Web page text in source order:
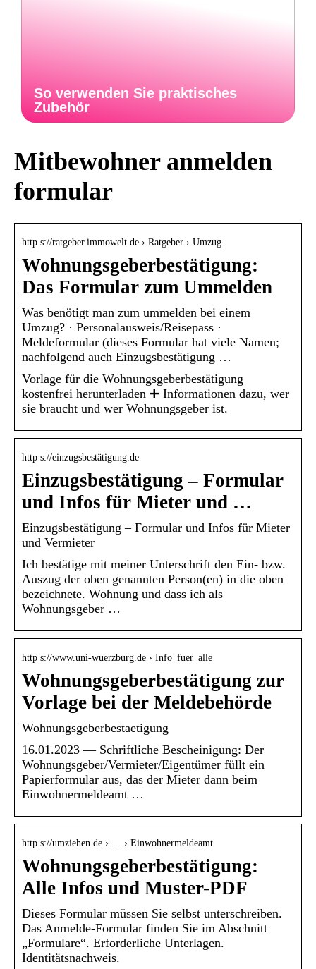
So verwenden Sie praktisches
Zubehör
Mitbewohner anmelden
formular
http s://ratgeber.immowelt.de › Ratgeber › Umzug
Wohnungsgeberbestätigung:
Das Formular zum Ummelden
Was benötigt man zum ummelden bei einem
Umzug? · Personalausweis/Reisepass ·
Meldeformular (dieses Formular hat viele Namen;
nachfolgend auch Einzugsbestätigung …
Vorlage für die Wohnungsgeberbestätigung
kostenfrei herunterladen ➕ Informationen dazu, wer
sie braucht und wer Wohnungsgeber ist.
http s://einzugsbestätigung.de
Einzugsbestätigung – Formular
und Infos für Mieter und …
Einzugsbestätigung – Formular und Infos für Mieter
und Vermieter
Ich bestätige mit meiner Unterschrift den Ein- bzw.
Auszug der oben genannten Person(en) in die oben
bezeichnete. Wohnung und dass ich als
Wohnungsgeber …
http s://www.uni-wuerzburg.de › Info_fuer_alle
Wohnungsgeberbestätigung zur
Vorlage bei der Meldebehörde
Wohnungsgeberbestaetigung
16.01.2023 — Schriftliche Bescheinigung: Der
Wohnungsgeber/Vermieter/Eigentümer füllt ein
Papierformular aus, das der Mieter dann beim
Einwohnermeldeamt …
http s://umziehen.de › … › Einwohnermeldeamt
Wohnungsgeberbestätigung:
Alle Infos und Muster-PDF
Dieses Formular müssen Sie selbst unterschreiben.
Das Anmelde-Formular finden Sie im Abschnitt
„Formulare“. Erforderliche Unterlagen.
Identitätsnachweis.